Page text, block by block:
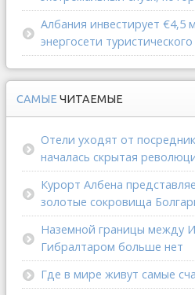
Албания инвестирует €4,5
энергосети
САМЫЕ ЧИТАЕМЫЕ
Отели уходят от
началась скрытая
Курорт Албена
золотые сокровища
Наземной границы между
Гибралтаром больше нет
Где в мире живут самые